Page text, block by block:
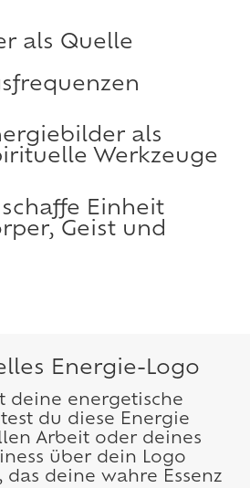
als Quelle
als
Werkzeuge
Einheit
Geist und
Energie-Logo
deine energetische
du diese Energie
Arbeit oder deines
über dein Logo
das deine wahre Essenz